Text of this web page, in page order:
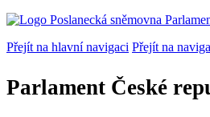
Přejít na hlavní navigaci Přejít na
Parlament České